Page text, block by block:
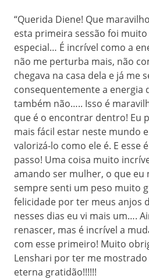
“Querida Diene! Que
esta primeira sessão foi
especial… É incrível como a
não me perturba mais, não
chegava na casa dela e já me
consequentemente a energia
também não….. Isso é
que é o encontrar dentro! Eu
mais fácil estar neste mundo
valorizá-lo como ele é. E esse
passo! Uma coisa muito
amando ser mulher, o que eu
sempre senti um peso muito
felicidade por ter meus anjos
nesses dias eu vi mais um….
renascer, mas é incrível a
com esse primeiro! Muito
Lenshari por ter me
eterna gratidão!!!!!!